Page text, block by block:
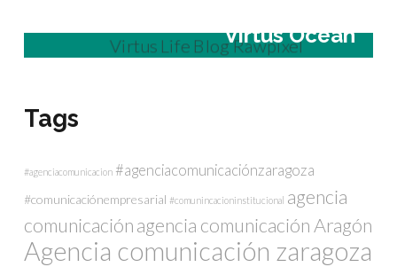
Virtus Ocean
Tags
#agenciacomunicacion #agenciacomunicaciónzaragoza
#comunicaciónempresarial #comunincacioninstitucional agencia
comunicaciónagencia comunicación Aragón
Agencia comunicación zaragoza